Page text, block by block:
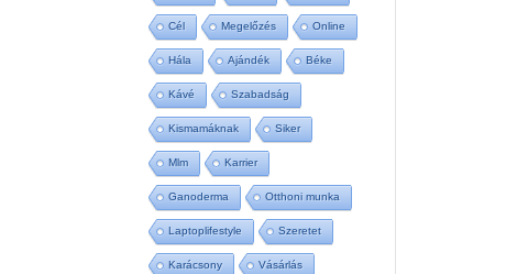
Cél Megelőzés Online
Hála Ajándék Béke
Kávé Szabadság
Kismamáknak Siker
Mlm Karrier
Ganoderma Otthoni munka
Laptoplifestyle Szeretet
Karácsony Vásárlás